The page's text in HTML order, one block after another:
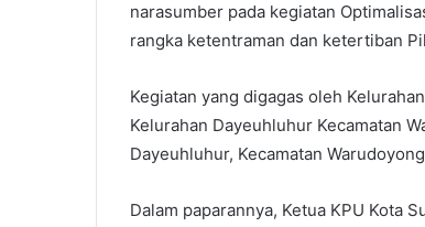
narasumber pada kegiatan
rangka ketentraman dan ketertiban
Kegiatan yang digagas oleh
Kelurahan Dayeuhluhur Kecamatan
Dayeuhluhur, Kecamatan
Dalam paparannya, Ketua KPU Kota